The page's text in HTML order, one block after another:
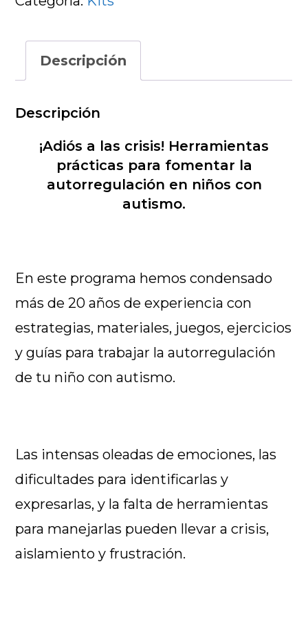
y
para
con
cantidad
Descripción
Descripción
¡Adiós a las crisis! Herramientas
prácticas para fomentar la
autorregulación en niños con
autismo.
En este programa hemos condensado
más de 20 años de experiencia con
estrategias, materiales, juegos, ejercicios
y guías para trabajar la autorregulación
de tu niño con autismo.
Las intensas oleadas de emociones, las
dificultades para identificarlas y
expresarlas, y la falta de herramientas
para manejarlas pueden llevar a crisis,
aislamiento y frustración.